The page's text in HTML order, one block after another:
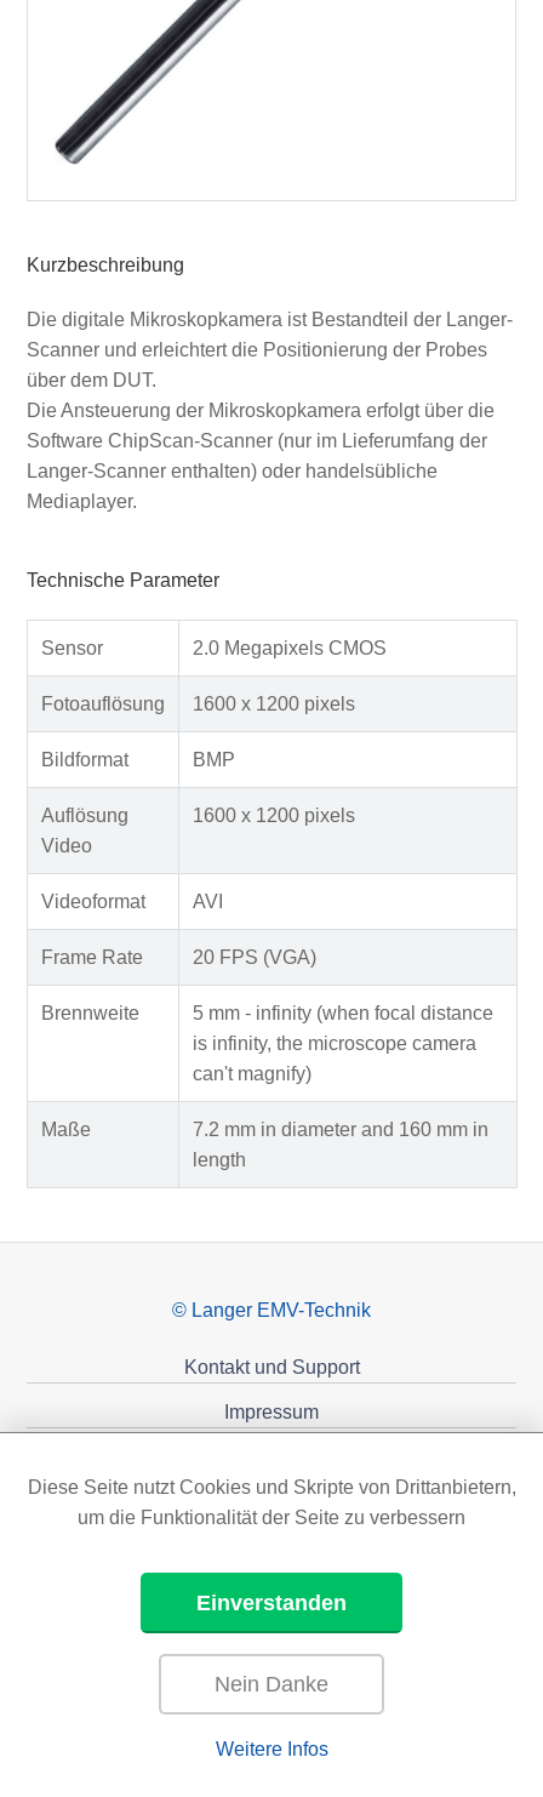
Kurzbeschreibung
Die digitale Mikroskopkamera ist Bestandteil der Langer-
Scanner und erleichtert die Positionierung der Probes
über dem DUT.
Die Ansteuerung der Mikroskopkamera erfolgt über die
Software ChipScan-Scanner (nur im Lieferumfang der
Langer-Scanner enthalten) oder handelsübliche
Mediaplayer.
Technische Parameter
Sensor 2.0 Megapixels CMOS
Fotoauflösung 1600 x 1200 pixels
Bildformat BMP
Auflösung
Video
1600 x 1200 pixels
Videoformat AVI
Frame Rate 20 FPS (VGA)
Brennweite
5 mm - infinity (when focal distance
is infinity, the microscope camera
can't magnify)
Maße
7.2 mm in diameter and 160 mm in
length
© Langer EMV-Technik
Kontakt und Support
Impressum
Diese Seite nutzt Cookies und Skripte von Drittanbietern,
um die Funktionalität der Seite zu verbessern
Einverstanden
Nein Danke
Weitere Infos